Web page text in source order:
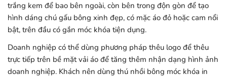
trắng kem để bao bên ngoài, còn bên trong độn gòn để tạo
hình dáng chú gấu bông xinh đẹp, có mặc áo đỏ hoặc cam nổi
bật, trên đầu có gắn móc khóa tiện dụng.
Doanh nghiệp có thể dùng phương pháp thêu logo để thêu
trực tiếp trên bề mặt vải áo để tăng thêm nhận dạng hình ảnh
doanh nghiệp. Khách nên dùng thú nhồi bông móc khóa in